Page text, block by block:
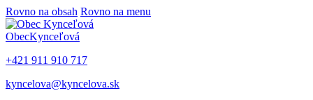
Rovno na obsah Rovno na menu
ObecKynceľová
+421 911 910 717
kyncelova@kyncelova.sk